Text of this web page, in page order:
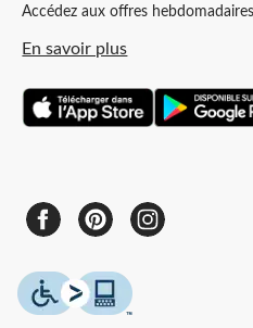
Accédez aux offres
En savoir plus